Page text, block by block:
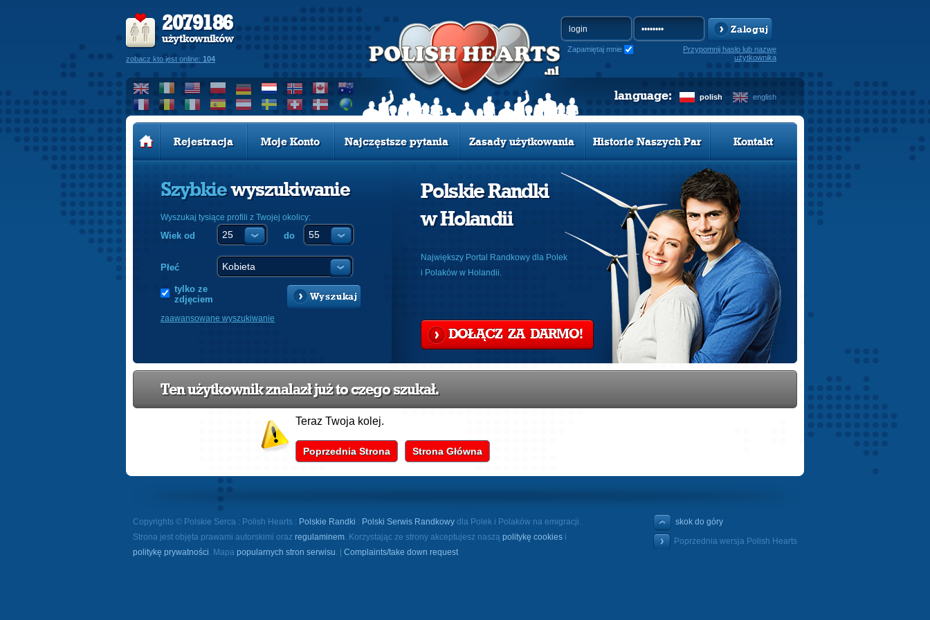
2079186
użytkowników
zobacz kto jest online: 104
Zaloguj
Zapamiętaj mnie
Przypomnij hasło lub nazwę
użytkownika
polish english
language:
Rejestracja Moje Konto Najczęstsze pytania Zasady użytkowania Historie Naszych Par Kontakt
Szybkiewyszukiwanie
Wyszukaj tysiące profili z Twojej okolicy:
Wiek od do
Płeć
tylko ze
zdjęciem
Wyszukaj
zaawansowane wyszukiwanie
Polskie Randki
w Holandii
Największy Portal Randkowy dla Polek
i Polaków w Holandii.
DOŁĄCZ ZA DARMO!
Ten użytkownik znalazł już to czego szukał.
Teraz Twoja kolej.
Poprzednia Strona Strona Główna
Copyrights © Polskie Serca : Polish Hearts : Polskie Randki : Polski Serwis Randkowy dla Polek i Polaków na emigracji.
Strona jest objęta prawami autorskimi oraz regulaminem. Korzystając ze strony akceptujesz naszą politykę cookies i
politykę prywatności. Mapa popularnych stron serwisu. | Complaints/take down request
skok do góry
Poprzednia wersja Polish Hearts